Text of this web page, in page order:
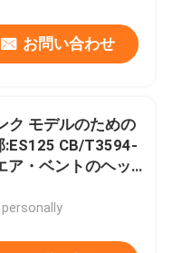
お問い合わせ
ク モデルのための
:ES125 CB/T3594-
ア・ベントのヘッ